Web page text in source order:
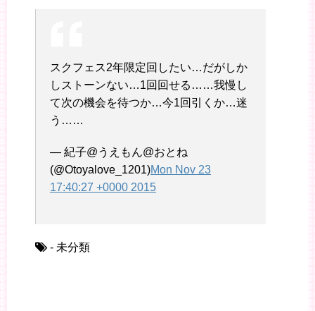
スクフェス2年限定回したい…だがしか
しストーンない…1回回せる……我慢し
て次の機会を待つか…今1回引くか…迷
う……
— 紀子@うえもん@おとね
(@Otoyalove_1201)Mon Nov 23
17:40:27 +0000 2015
- 未分類